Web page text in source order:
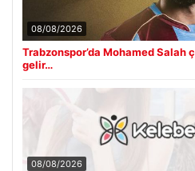
08/08/2026
Trabzonspor’da Mohamed Salah
gelir…
08/08/2026